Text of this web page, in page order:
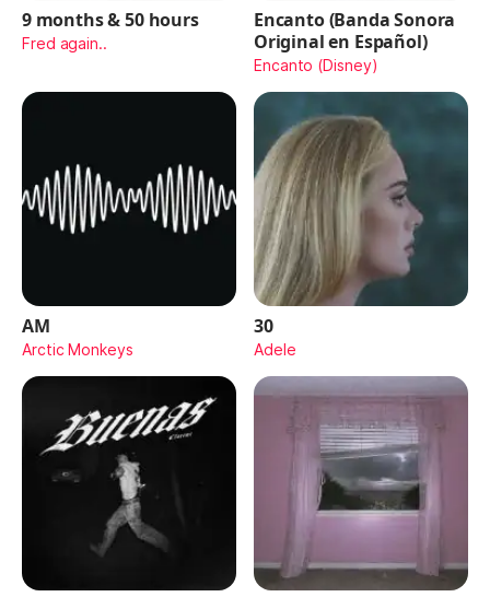
9 months & 50 hours
Fred again..
Encanto (Banda Sonora
Original en Español)
Encanto (Disney)
AM
Arctic Monkeys
30
Adele